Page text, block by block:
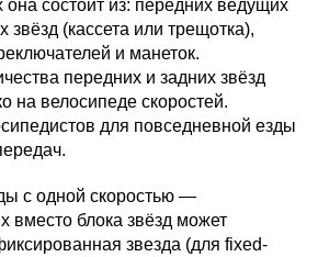
она состоит из: передних ведущих
звёзд (кассета или трещотка),
и манеток.
передних и задних звёзд
на велосипеде скоростей.
для повседневной езды
с одной скоростью —
вместо блока звёзд может
звезда (для fixed-